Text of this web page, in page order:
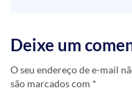
Deixe um
O seu endereço de e-mail
são marcados com *